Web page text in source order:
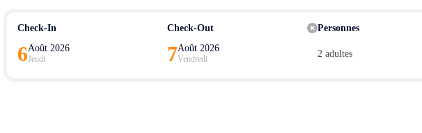
Check-In
6Août 2026
Jeudi
Check-Out
7Août 2026
Vendredi
Personnes
2 adultes